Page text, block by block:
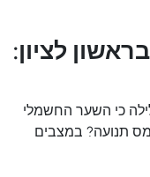
24 שעות בראשון לציון:
כי השער החשמלי
תנועה? במצבים